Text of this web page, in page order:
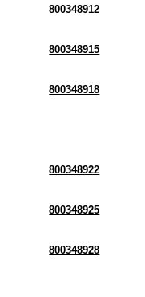
800348912
800348915
800348918
800348922
800348925
800348928